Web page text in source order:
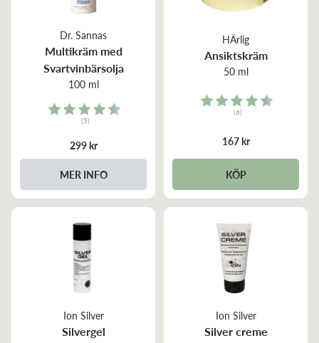
Dr. Sannas
Multikräm med
Svartvinbärsolja
100 ml
Rating:
(5)
299 kr
MER INFO
HÄrlig
Ansiktskräm
50 ml
Rating:
(6)
167 kr
KÖP
Ion Silver
Silvergel
Ion Silver
Silver creme